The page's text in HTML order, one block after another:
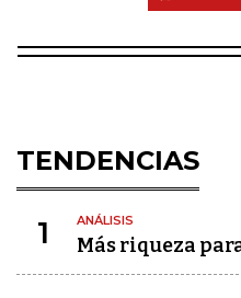
TENDENCIAS
1 ANÁLISIS
Más riqueza